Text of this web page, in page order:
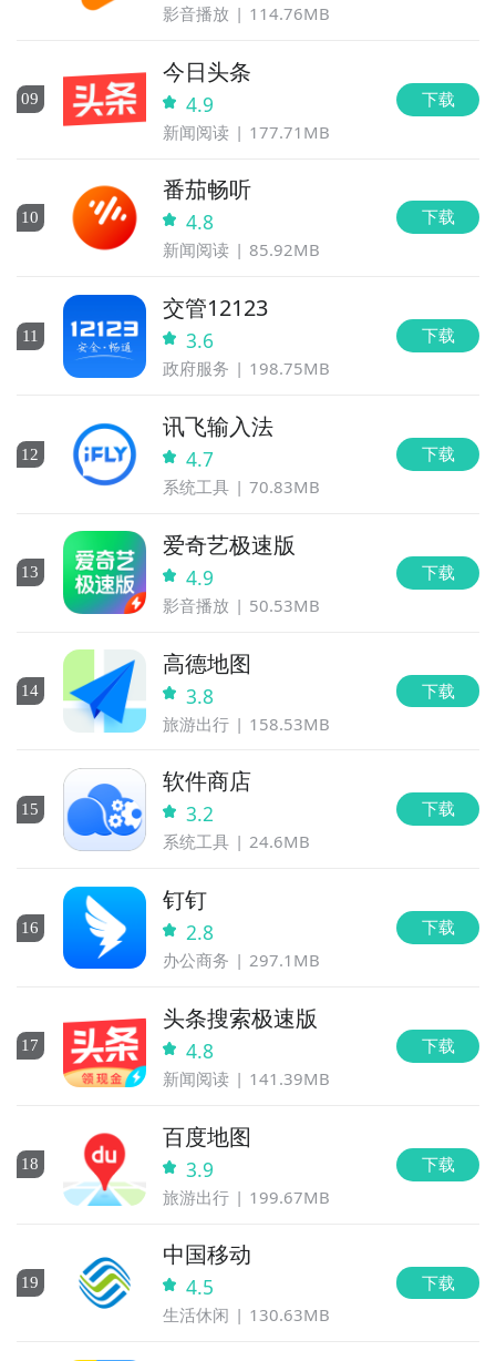
影音播放 114.76MB
09
今日头条
4.9
新闻阅读 177.71MB
下载
10
番茄畅听
4.8
新闻阅读 85.92MB
下载
11
交管12123
3.6
政府服务 198.75MB
下载
12
讯飞输入法
4.7
系统工具 70.83MB
下载
13
爱奇艺极速版
4.9
影音播放 50.53MB
下载
14
高德地图
3.8
旅游出行 158.53MB
下载
15
软件商店
3.2
系统工具 24.6MB
下载
16
钉钉
2.8
办公商务 297.1MB
下载
17
头条搜索极速版
4.8
新闻阅读 141.39MB
下载
18
百度地图
3.9
旅游出行 199.67MB
下载
19
中国移动
4.5
生活休闲 130.63MB
下载